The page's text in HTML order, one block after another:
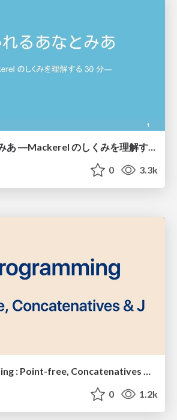
まかれるあなとみあ ―Mackerel のしくみを理解する 30 分― @ Hatena Engineer Seminar #16
0 3.3k
tacit programming : Point-free, Concatenatives & J
0 1.2k